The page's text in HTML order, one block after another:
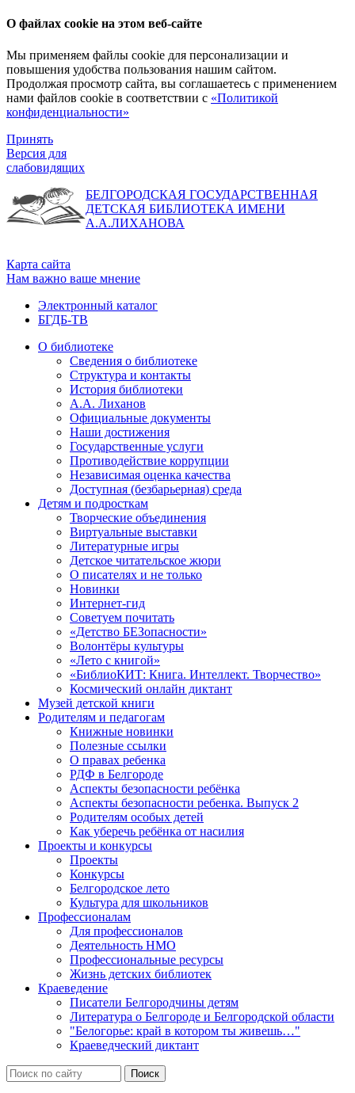
О файлах cookie на этом веб-сайте
Мы применяем файлы cookie для персонализации и
повышения удобства пользования нашим сайтом.
Продолжая просмотр сайта, вы соглашаетесь с применением
нами файлов cookie в соответствии с «Политикой
конфиденциальности»
Принять
Версия для
слабовидящих
БЕЛГОРОДСКАЯ ГОСУДАРСТВЕННАЯ
ДЕТСКАЯ БИБЛИОТЕКА ИМЕНИ
А.А.ЛИХАНОВА
Карта сайта
Нам важно ваше мнение
Электронный каталог
БГДБ-ТВ
О библиотеке
Сведения о библиотеке
Структура и контакты
История библиотеки
А.А. Лиханов
Официальные документы
Наши достижения
Государственные услуги
Противодействие коррупции
Независимая оценка качества
Доступная (безбарьерная) среда
Детям и подросткам
Творческие объединения
Виртуальные выставки
Литературные игры
Детское читательское жюри
О писателях и не только
Новинки
Интернет-гид
Советуем почитать
«Детство БЕЗопасности»
Волонтёры культуры
«Лето с книгой»
«БиблиоКИТ: Книга. Интеллект. Творчество»
Космический онлайн диктант
Музей детской книги
Родителям и педагогам
Книжные новинки
Полезные ссылки
О правах ребенка
РДФ в Белгороде
Аспекты безопасности ребёнка
Аспекты безопасности ребенка. Выпуск 2
Родителям особых детей
Как уберечь ребёнка от насилия
Проекты и конкурсы
Проекты
Конкурсы
Белгородское лето
Культура для школьников
Профессионалам
Для профессионалов
Деятельность НМО
Профессиональные ресурсы
Жизнь детских библиотек
Краеведение
Писатели Белгородчины детям
Литература о Белгороде и Белгородской области
"Белогорье: край в котором ты живешь…"
Краеведческий диктант